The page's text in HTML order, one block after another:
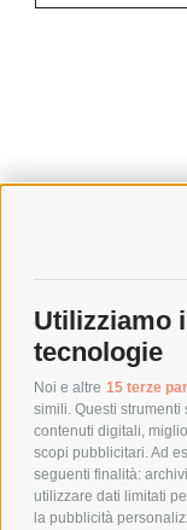
Utilizziamo
tecnologie
Noi e altre 15 terze
simili. Questi
contenuti digitali,
scopi pubblicitari. Ad
seguenti finalità:
utilizzare dati limitati
la pubblicità